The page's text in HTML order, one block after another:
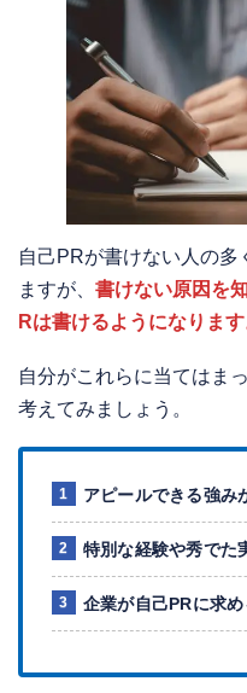
自己PRが書けない人の
ますが、 書けない原因を
Rは書けるようになります
自分がこれらに当てはま
考えてみましょう。
アピールできる強み
特別な経験や秀でた
企業が自己PRに求